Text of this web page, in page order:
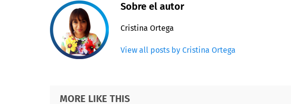
Sobre el autor
Cristina Ortega
View all posts by Cristina Ortega
MORE LIKE THIS